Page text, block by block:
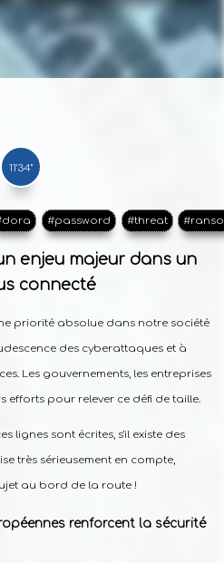
11'34"
#password #threat
enjeu majeur dans un
connecté
priorité absolue dans notre société
des cyberattaques et à
Les gouvernements, les entreprises
efforts pour relever ce défi de taille.
lignes sont écrites, s'il existe des
très sérieusement en compte,
au bord de la route !
renforcent la sécurité